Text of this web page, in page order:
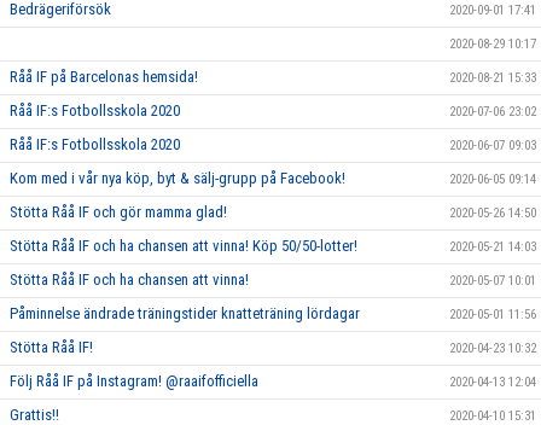
Bedrägeriförsök 2020-09-01 17:41
2020-08-29 10:17
Råå IF på Barcelonas hemsida! 2020-08-21 15:33
Råå IF:s Fotbollsskola 2020 2020-07-06 23:02
Råå IF:s Fotbollsskola 2020 2020-06-07 09:03
Kom med i vår nya köp, byt & sälj-grupp på Facebook! 2020-06-05 09:14
Stötta Råå IF och gör mamma glad! 2020-05-26 14:50
Stötta Råå IF och ha chansen att vinna! Köp 50/50-lotter! 2020-05-21 14:03
Stötta Råå IF och ha chansen att vinna! 2020-05-07 10:01
Påminnelse ändrade träningstider knatteträning lördagar 2020-05-01 11:56
Stötta Råå IF! 2020-04-23 10:32
Följ Råå IF på Instagram! @raaifofficiella 2020-04-13 12:04
Grattis!! 2020-04-10 15:31